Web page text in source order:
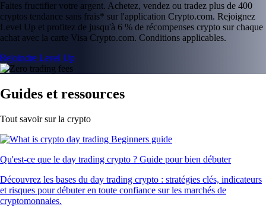
Faites fructifier votre argent. Achetez, vendez ou tradez plus de 400
cryptos tendance sans frais* sur l'application Crypto.com. Rejoignez
Level Up et profitez de jusqu'à 6 % de récompenses crypto sur chaque
achat avec la carte Visa Crypto.com. Conditions applicables.
Rejoindre Level Up
Guides et ressources
Tout savoir sur la crypto
Qu'est-ce que le day trading crypto ? Guide pour bien débuter
Découvrez les bases du day trading crypto : stratégies clés, indicateurs
et risques pour débuter en toute confiance sur les marchés de
cryptomonnaies.